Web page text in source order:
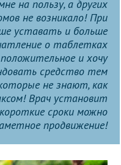
на пользу, а других
не возникало! При
уставать и больше
о таблетках
и хочу
средство тем
не знают, как
Врач установит
сроки можно
продвижение!